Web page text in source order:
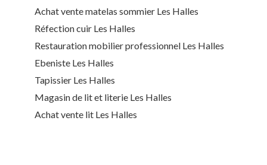
Achat vente matelas sommier Les Halles
Réfection cuir Les Halles
Restauration mobilier professionnel Les Halles
Ebeniste Les Halles
Tapissier Les Halles
Magasin de lit et literie Les Halles
Achat vente lit Les Halles